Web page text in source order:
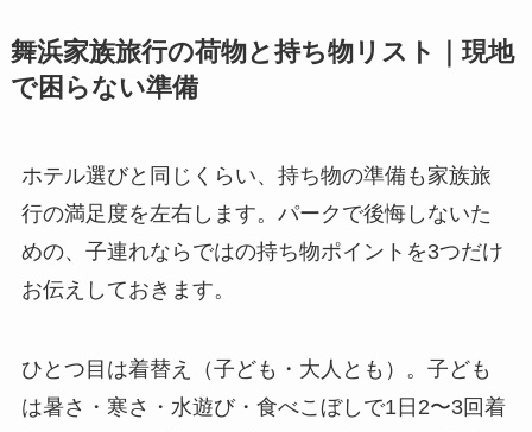
舞浜家族旅行の荷物と持ち物リスト｜現地
で困らない準備
ホテル選びと同じくらい、持ち物の準備も家族旅
行の満足度を左右します。パークで後悔しないた
めの、子連れならではの持ち物ポイントを3つだけ
お伝えしておきます。
ひとつ目は着替え（子ども・大人とも）。子ども
は暑さ・寒さ・水遊び・食べこぼしで1日2〜3回着